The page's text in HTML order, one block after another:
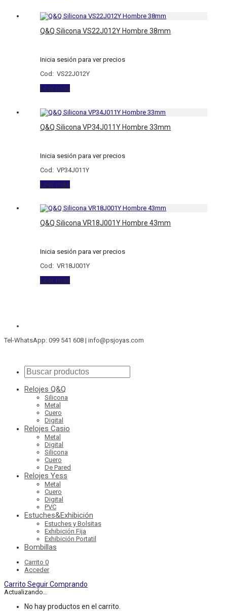
Q&Q Silicona VS22J012Y Hombre 38mm
Inicia sesión para ver precios
Cod: VS22J012Y
Leer más
Q&Q Silicona VP34J011Y Hombre 33mm
Inicia sesión para ver precios
Cod: VP34J011Y
Leer más
Q&Q Silicona VR18J001Y Hombre 43mm
Inicia sesión para ver precios
Cod: VR18J001Y
Leer más
Tel-WhatsApp: 099 541 608 | info@psjoyas.com
Relojes Q&Q
Silicona
Metal
Cuero
Digital
Relojes Casio
Metal
Digital
Silicona
Cuero
De Pared
Relojes Yess
Metal
Cuero
Digital
PVC
Estuches&Exhibición
Estuches y Bolsitas
Exhibición Fija
Exhibición Portatil
Bombillas
Carrito 0
Acceder
Carrito Seguir Comprando
Actualizando…
No hay productos en el carrito.